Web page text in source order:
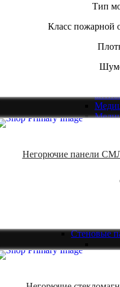
HPL
Стеновые
Тип
Класс пожарной
Негорючие панели